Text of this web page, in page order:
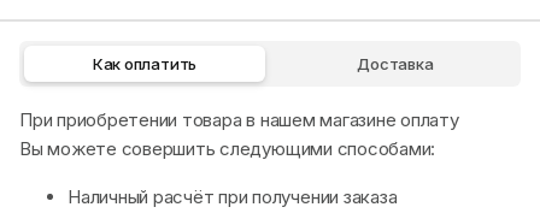
Как оплатить Доставка
При приобретении товара в нашем магазине оплату
Вы можете совершить следующими способами:
Наличный расчёт при получении заказа